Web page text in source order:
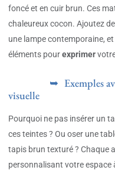
foncé et en cuir brun. Ces
chaleureux cocon. Ajoutez
une lampe contemporaine,
éléments pourexprimer
Exemples
visuelle
Pourquoi ne pas insérer un
ces teintes ? Ou oser une
tapis brun texturé ? Chaque
personnalisant votre espace